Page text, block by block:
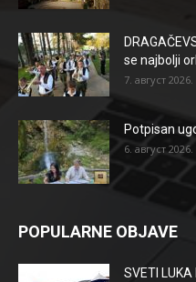
se najbolji
7. август 2026.
Potpisan
6. август 2026.
POPULARNE OBJAVE
SVETI